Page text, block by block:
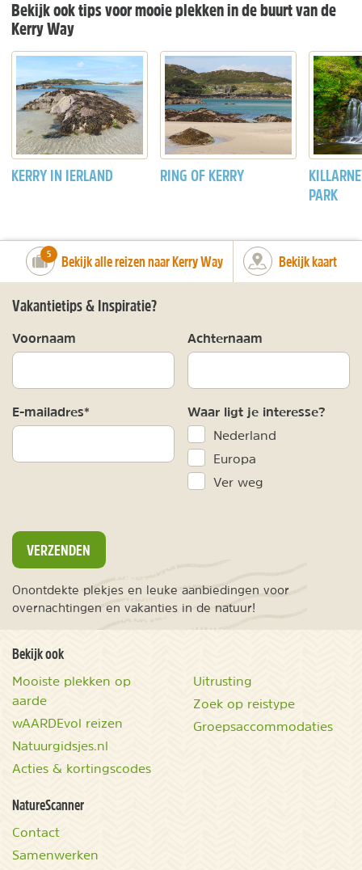
Bekijk ook tips voor mooie plekken in de buurt van de
Kerry Way
KERRY IN IERLAND RING OF KERRY
PARK
number_of_trips:
5 Bekijk alle reizen naar Kerry Way Bekijk kaart
Vakantietips & Inspiratie?
Voornaam Achternaam
E-mailadres* Waar ligt je interesse?
Nederland
Europa
Ver weg
VERZENDEN
Onontdekte plekjes en leuke aanbiedingen voor
overnachtingen en vakanties in de natuur!
Bekijk ook
Mooiste plekken op
aarde
wAARDEvol reizen
Natuurgidsjes.nl
Acties & kortingscodes
Uitrusting
Zoek op reistype
Groepsaccommodaties
NatureScanner
Contact
Samenwerken